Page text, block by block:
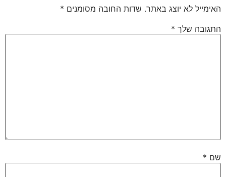
לא יוצג באתר. שדות החובה מסומנים*
שלך*